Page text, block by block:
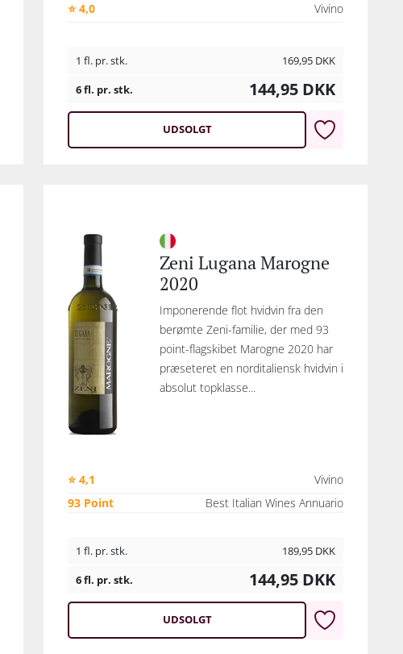
⭐ 4,0
Vivino
1 fl. pr. stk. 169,95 DKK
6 fl. pr. stk.
144,95 DKK
UDSOLGT
Zeni Lugana Marogne
2020
Imponerende flot hvidvin fra den
berømte Zeni-familie, der med 93
point-flagskibet Marogne 2020 har
præseteret en norditaliensk hvidvin i
absolut topklasse...
⭐ 4,1
Vivino
93 Point
Best Italian Wines Annuario
1 fl. pr. stk. 189,95 DKK
6 fl. pr. stk.
144,95 DKK
UDSOLGT